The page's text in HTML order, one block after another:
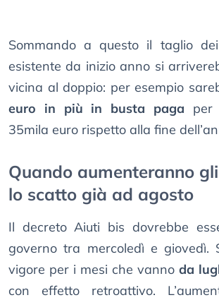
Sommando a questo il taglio
esistente da inizio anno si
vicina al doppio: per esempio
euro in più in busta paga per
35mila euro rispetto alla fine
Quando aumenteranno
lo scatto già ad agosto
Il decreto Aiuti bis dovrebbe
governo tra mercoledì e giovedì.
vigore per i mesi che vanno da
con effetto retroattivo.